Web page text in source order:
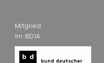
Mitglied
im BDIA